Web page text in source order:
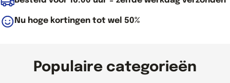
Nu hoge kortingen tot wel 50%
Populaire categorieën